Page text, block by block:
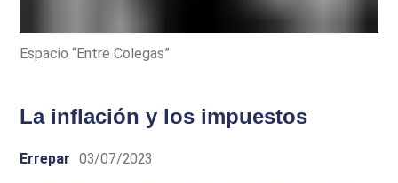
Espacio “Entre Colegas”
La inflación y los impuestos
Errepar 03/07/2023